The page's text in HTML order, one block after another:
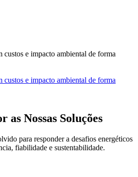
custos e impacto ambiental de forma
custos e impacto ambiental de forma
as Nossas Soluções
para responder a desafios energéticos
fiabilidade e sustentabilidade.